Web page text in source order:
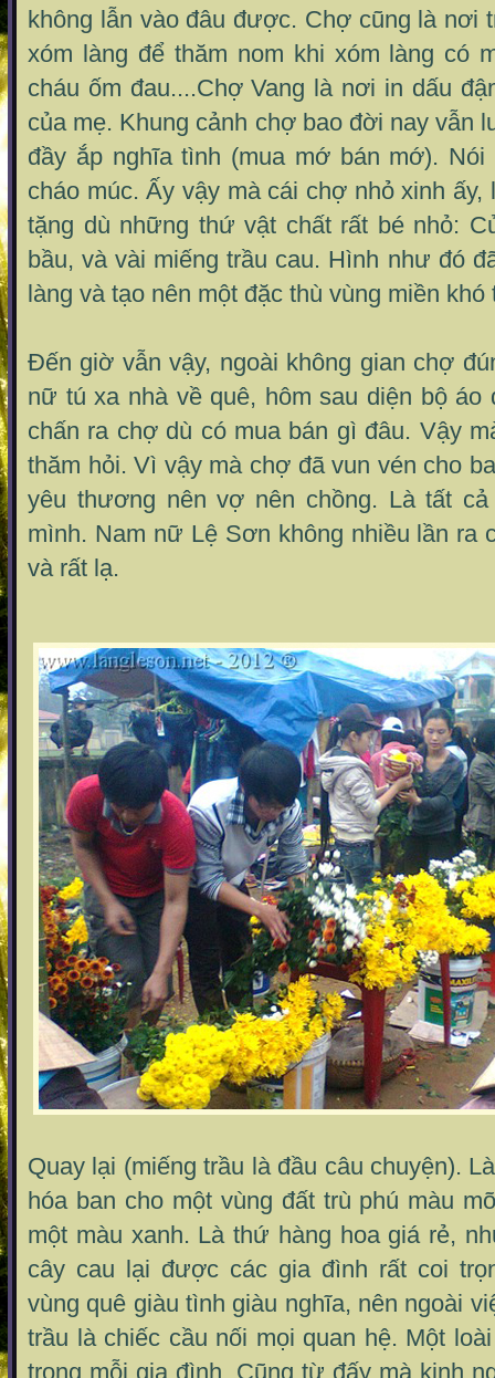
không lẫn vào đâu được. Chợ cũng là nơi
xóm làng để thăm nom khi xóm làng có
cháu ốm đau....Chợ Vang là nơi in dấu
của mẹ. Khung cảnh chợ bao đời nay vẫn
đầy ắp nghĩa tình (mua mớ bán mớ).
cháo múc. Ấy vậy mà cái chợ nhỏ xinh
tặng dù những thứ vật chất rất bé nhỏ:
bầu, và vài miếng trầu cau. Hình như đó
làng và tạo nên một đặc thù vùng miền khó
Đến giờ vẫn vậy, ngoài không gian chợ
nữ tú xa nhà về quê, hôm sau diện bộ áo
chấn ra chợ dù có mua bán gì đâu. Vậy
thăm hỏi. Vì vậy mà chợ đã vun vén cho
yêu thương nên vợ nên chồng. Là tất
mình. Nam nữ Lệ Sơn không nhiều lần ra
và rất lạ.
Quay lại (miếng trầu là đầu câu chuyện).
hóa ban cho một vùng đất trù phú màu
một màu xanh. Là thứ hàng hoa giá rẻ,
cây cau lại được các gia đình rất coi
vùng quê giàu tình giàu nghĩa, nên ngoài
trầu là chiếc cầu nối mọi quan hệ. Một
trong mỗi gia đình. Cũng từ đấy mà kinh